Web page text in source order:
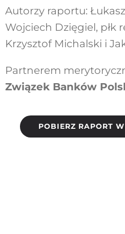
Autorzy raportu:
Wojciech Dzięgiel, płk
Krzysztof Michalski i
Partnerem
Związek Banków
POBIERZ RAPORT